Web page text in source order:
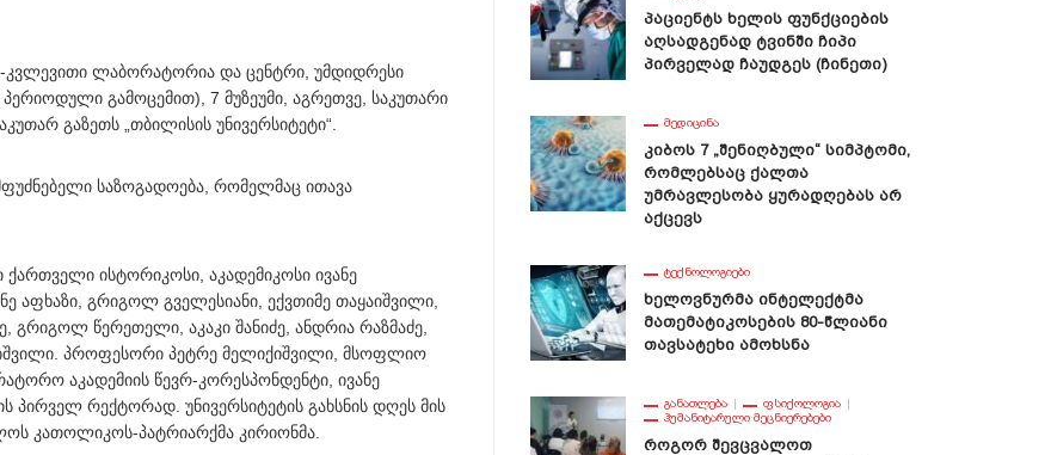
კვლევითი ლაბორატორია და ცენტრი, უმდიდრესი
გამოცემით), 7 მუზეუმი, აგრეთვე, საკუთარი
გაზეთს „თბილისის უნივერსიტეტი“.
საზოგადოება, რომელმაც ითავა
ისტორიკოსი, აკადემიკოსი ივანე
აფხაზი, გრიგოლ გველესიანი, ექვთიმე თაყაიშვილი,
გრიგოლ წერეთელი, აკაკი შანიძე, ანდრია რაზმაძე,
პროფესორი პეტრე მელიქიშვილი, მსოფლიო
აკადემიის წევრ-კორესპონდენტი, ივანე
პირველ რექტორად. უნივერსიტეტის გახსნის დღეს მის
კათოლიკოს-პატრიარქმა კირიონმა.
Პაციენტს Ხელის Ფუნქციების
Აღსადგენად Ტვინში Ჩიპი
Პირველად Ჩაუდგეს (ჩინეთი)
ᲛᲔᲓᲘᲪᲘᲜᲐ
Კიბოს 7 „შენიღბული“ Სიმპტომი,
Რომლებსაც Ქალთა
Უმრავლესობა Ყურადღებას Არ
Აქცევს
ᲢᲔᲥᲜᲝᲚᲝᲒᲘᲔᲑᲘ
Ხელოვნურმა Ინტელექტმა
Მათემატიკოსების 80-Წლიანი
Თავსატეხი Ამოხსნა
ᲒᲐᲜᲐᲗᲚᲔᲑᲐ
ᲤᲡᲘᲥᲝᲚᲝᲒᲘᲐ
ᲰᲣᲛᲐᲜᲘᲢᲐᲠᲣᲚᲘ ᲛᲔᲪᲜᲘᲔᲠᲔᲑᲔᲑᲘ
Როგორ Შევცვალოთ